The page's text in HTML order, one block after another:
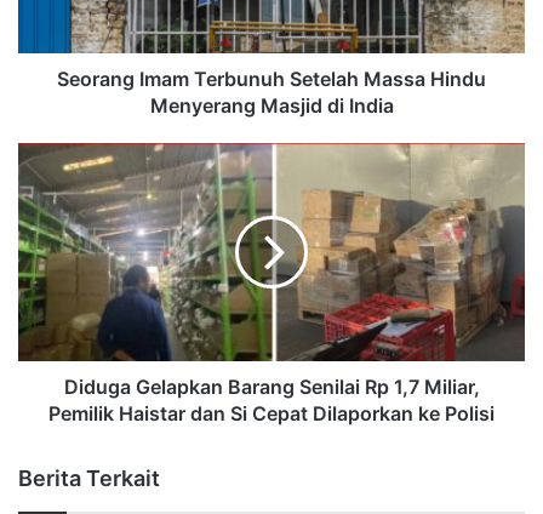
Seorang Imam Terbunuh Setelah Massa Hindu
Menyerang Masjid di India
Diduga Gelapkan Barang Senilai Rp 1,7 Miliar,
Pemilik Haistar dan Si Cepat Dilaporkan ke Polisi
Berita Terkait